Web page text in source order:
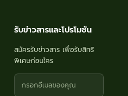
รับข่าวสารและโปรโมชัน
สมัครรับข่าวสาร เพื่อรับสิทธิ
พิเศษก่อนใคร